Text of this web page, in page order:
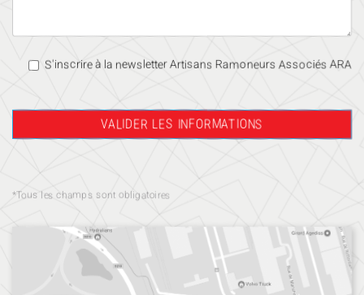
S'inscrire à la newsletter Artisans Ramoneurs Associés ARA
*Tous les champs sont obligatoires